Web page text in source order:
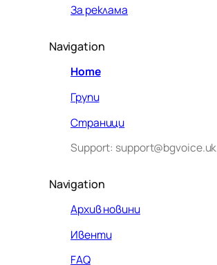
За реклама
Navigation
Home
Групи
Страници
Support: support@bgvoice.uk
Navigation
Архив новини
Ивенти
FAQ